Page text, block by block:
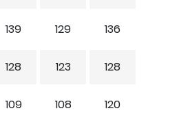
139 129 136
128 123 128
109 108 120